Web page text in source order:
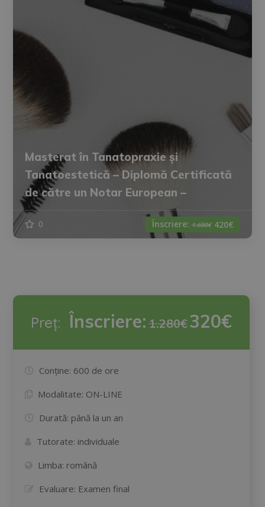
Masterat în Tanatopraxie și
Tanatoestetică – Diplomă Certificată
de către un Notar European –
0 Înscriere:1.680€ 420€
Preț: Înscriere:1.280€320€
Conține: 600 de ore
Modalitate: ON-LINE
Durată: până la un an
Tutorate: individuale
Limba: română
Evaluare: Examen final